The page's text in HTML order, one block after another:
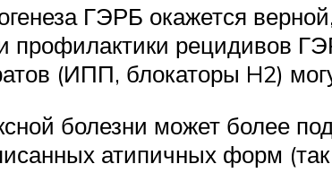
ГЭРБ окажется
рецидивов
(ИПП, блокаторы H2)
болезни может более
атипичных форм